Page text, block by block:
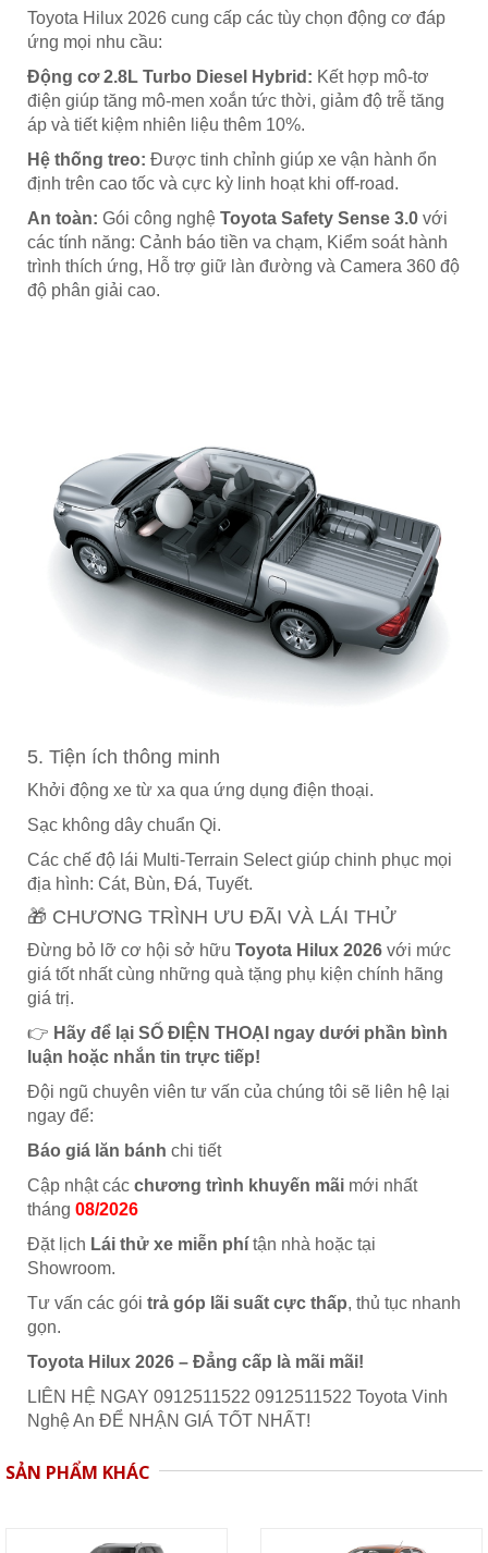
Toyota Hilux 2026 cung cấp các tùy chọn động cơ đáp
ứng mọi nhu cầu:
Động cơ 2.8L Turbo Diesel Hybrid: Kết hợp mô-tơ
điện giúp tăng mô-men xoắn tức thời, giảm độ trễ tăng
áp và tiết kiệm nhiên liệu thêm 10%.
Hệ thống treo: Được tinh chỉnh giúp xe vận hành ổn
định trên cao tốc và cực kỳ linh hoạt khi off-road.
An toàn: Gói công nghệ Toyota Safety Sense 3.0 với
các tính năng: Cảnh báo tiền va chạm, Kiểm soát hành
trình thích ứng, Hỗ trợ giữ làn đường và Camera 360 độ
độ phân giải cao.
5. Tiện ích thông minh
Khởi động xe từ xa qua ứng dụng điện thoại.
Sạc không dây chuẩn Qi.
Các chế độ lái Multi-Terrain Select giúp chinh phục mọi
địa hình: Cát, Bùn, Đá, Tuyết.
🎁 CHƯƠNG TRÌNH ƯU ĐÃI VÀ LÁI THỬ
Đừng bỏ lỡ cơ hội sở hữu Toyota Hilux 2026 với mức
giá tốt nhất cùng những quà tặng phụ kiện chính hãng
giá trị.
👉 Hãy để lại SỐ ĐIỆN THOẠI ngay dưới phần bình
luận hoặc nhắn tin trực tiếp!
Đội ngũ chuyên viên tư vấn của chúng tôi sẽ liên hệ lại
ngay để:
Báo giá lăn bánh chi tiết
Cập nhật các chương trình khuyến mãi mới nhất
tháng 08/2026
Đặt lịch Lái thử xe miễn phí tận nhà hoặc tại
Showroom.
Tư vấn các gói trả góp lãi suất cực thấp, thủ tục nhanh
gọn.
Toyota Hilux 2026 – Đẳng cấp là mãi mãi!
LIÊN HỆ NGAY 0912511522 0912511522 Toyota Vinh
Nghệ An ĐỂ NHẬN GIÁ TỐT NHẤT!
SẢN PHẨM KHÁC